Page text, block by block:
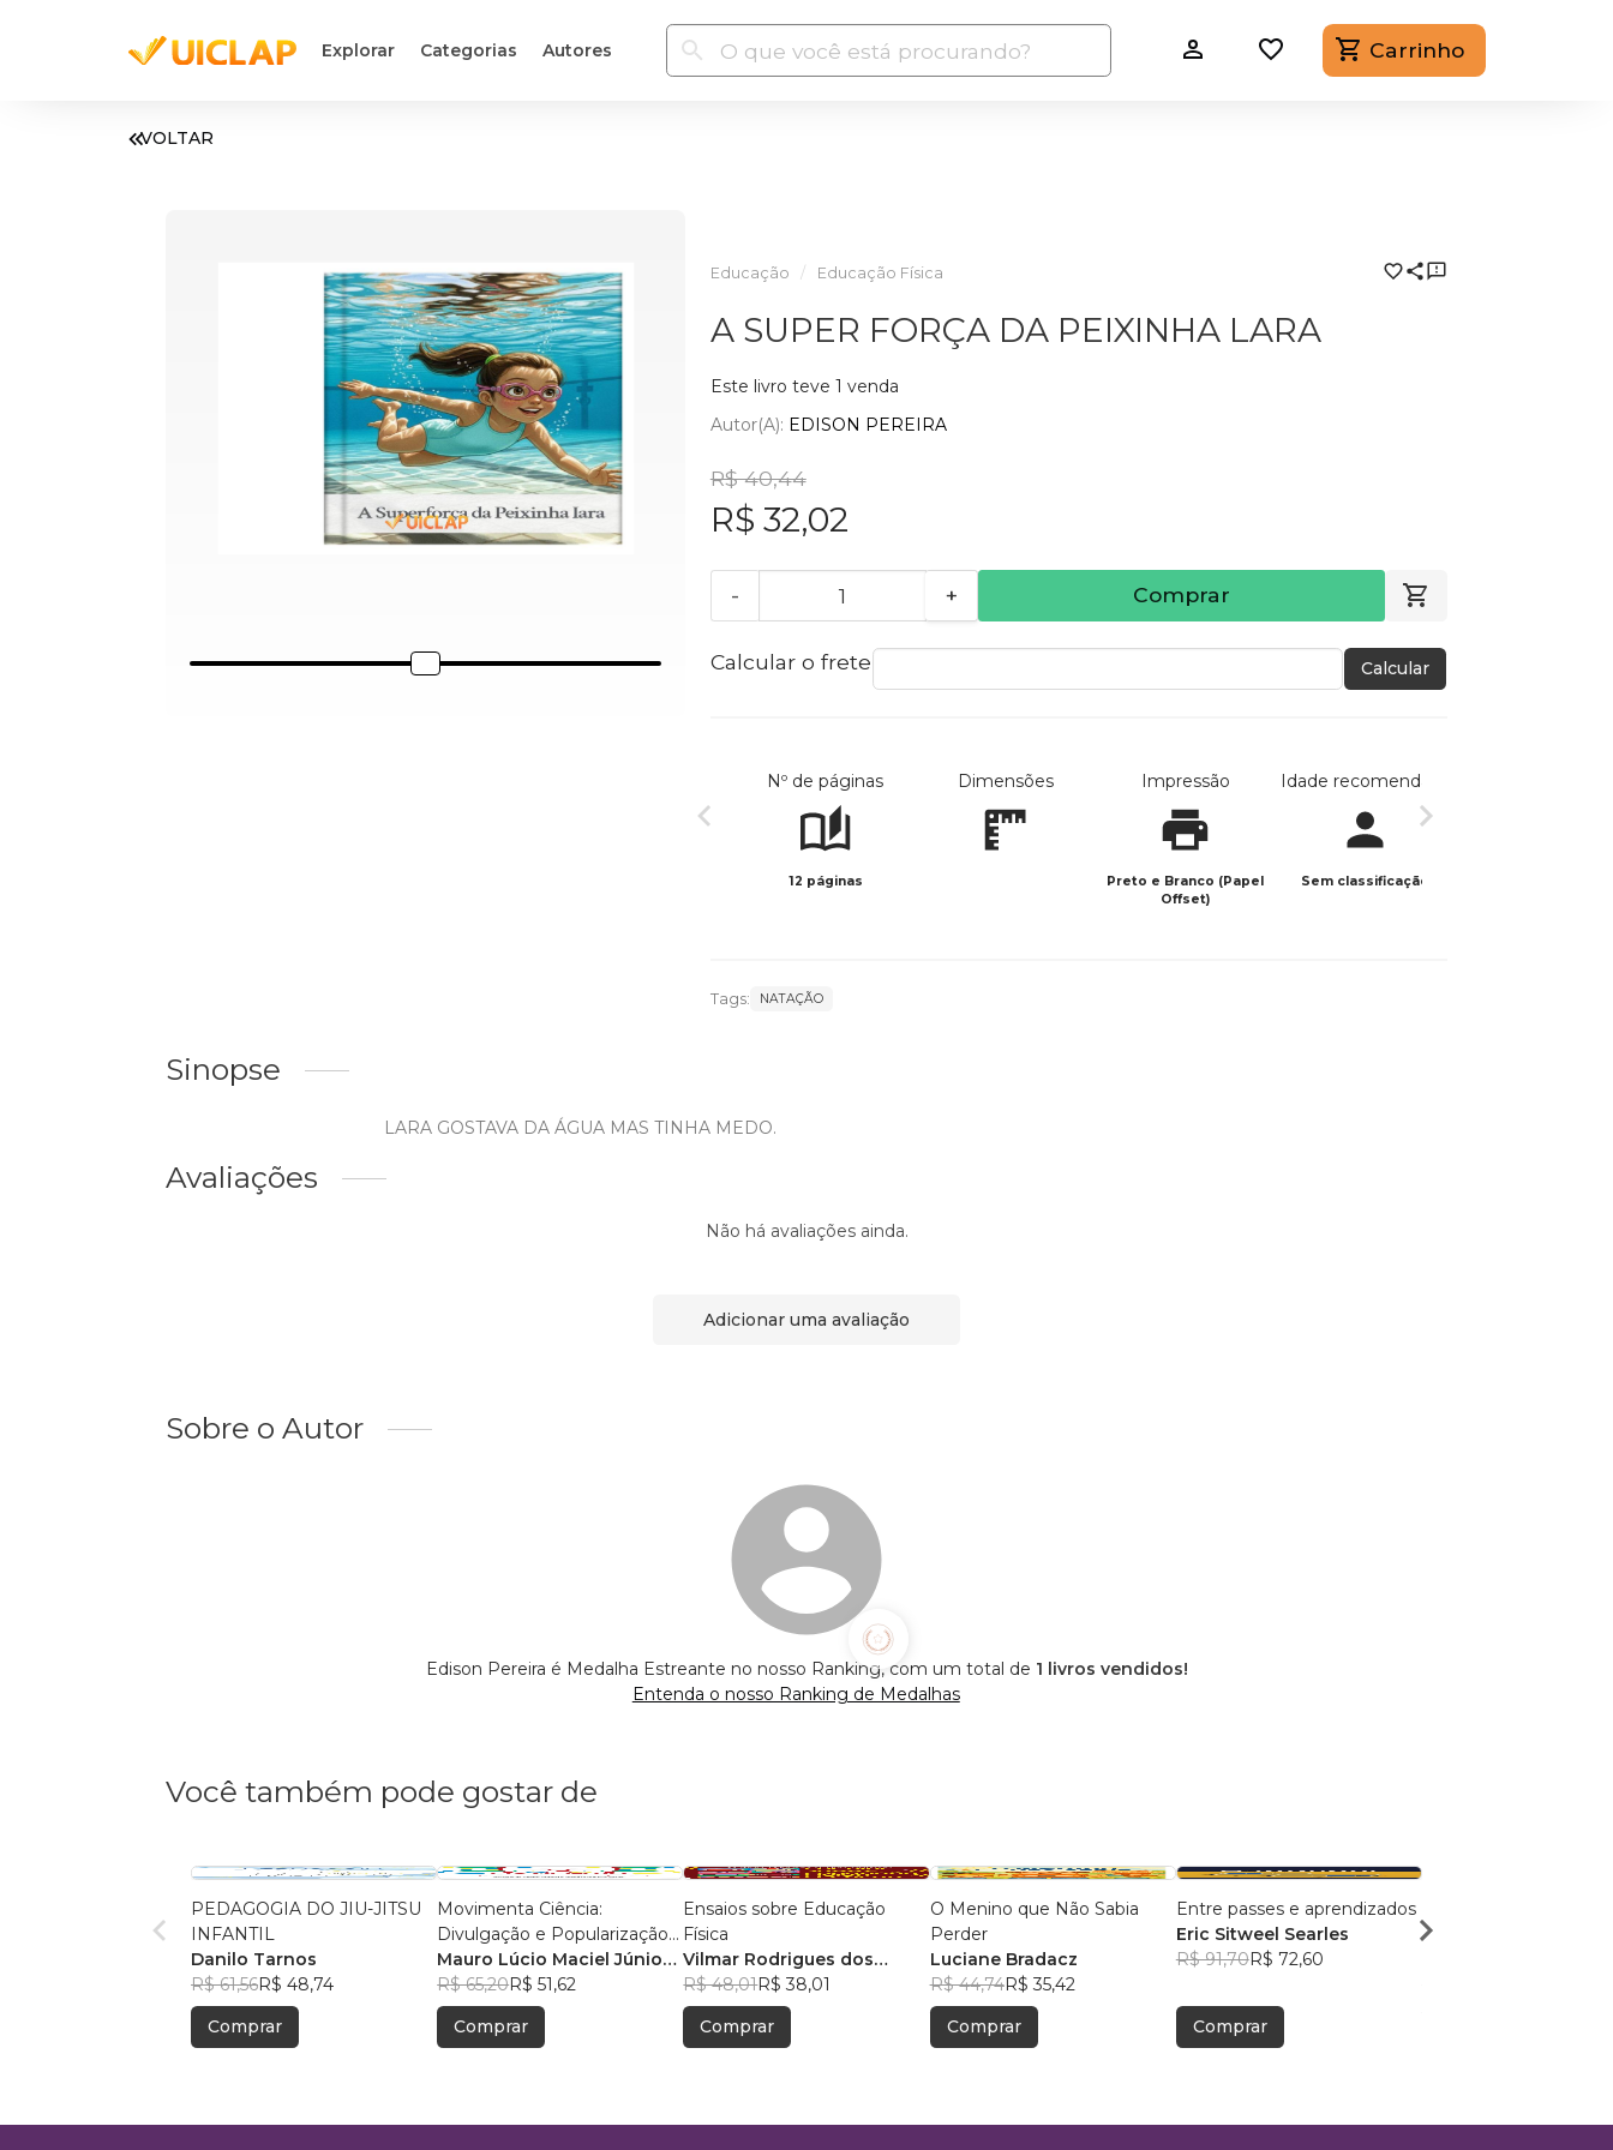
Explorar Categorias Autores Carrinho
VOLTAR
Educação Educação Física
A SUPER FORÇA DA PEIXINHA LARA
Este livro teve 1 venda
Autor(a): EDISON PEREIRA
R$ 40,44
R$ 32,02
- + Comprar
Calcular o frete Calcular
Nº de páginas
12 páginas
Dimensões Impressão
Preto e Branco (Papel
Offset)
Idade recomendada
Sem classificação
Tags: NATAÇÃO
Sinopse
LARA GOSTAVA DA ÁGUA MAS TINHA MEDO.
Avaliações
Não há avaliações ainda.
Adicionar uma avaliação
Sobre o Autor
Edison Pereira é Medalha Estreante no nosso Ranking, com um total de 1 livros vendidos!
Entenda o nosso Ranking de Medalhas
Você também pode gostar de
PEDAGOGIA DO JIU-JITSU
INFANTIL
Danilo Tarnos
R$ 61,56R$ 48,74
Comprar
Movimenta Ciência:
Divulgação e Popularização
Científica no Curso de
Educação Física da UEMG
Divinópolis
Mauro Lúcio Maciel Júnior,
+3
R$ 65,20R$ 51,62
Comprar
Ensaios sobre Educação
Física
Vilmar Rodrigues dos
Santos
R$ 48,01R$ 38,01
Comprar
O Menino que Não Sabia
Perder
Luciane Bradacz
R$ 44,74R$ 35,42
Comprar
Entre passes e aprendizados
Eric Sitweel Searles
R$ 91,70R$ 72,60
Comprar
OPERACIONAL